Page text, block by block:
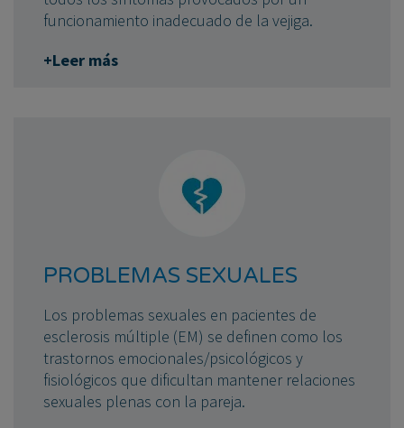
funcionamiento inadecuado de la vejiga.
+Leer más
PROBLEMAS SEXUALES
Los problemas sexuales en pacientes de
esclerosis múltiple (EM) se definen como los
trastornos emocionales/psicológicos y
fisiológicos que dificultan mantener relaciones
sexuales plenas con la pareja.